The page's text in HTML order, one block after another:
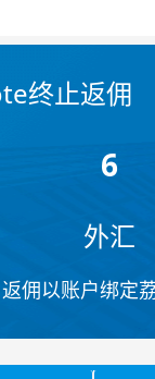
终止返佣
6
外汇
返佣以账户绑定